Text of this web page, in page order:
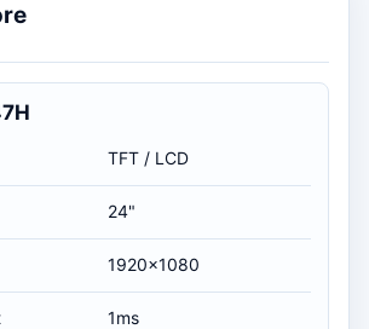
TFT / LCD
24"
1920x1080
1ms